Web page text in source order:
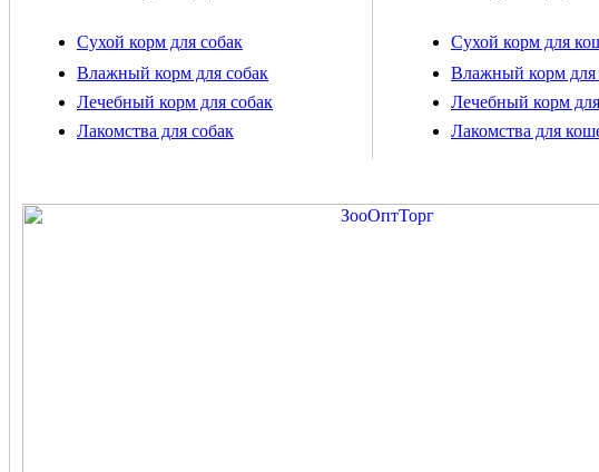
Сухой корм для собак
Влажный корм для собак
Лечебный корм для собак
Лакомства для собак
Сухой корм для
Влажный корм для
Лечебный корм
Лакомства для